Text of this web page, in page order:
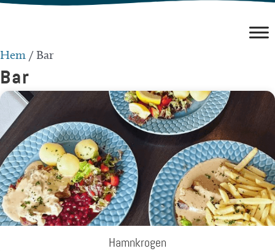
Hoppa
innehåll
Hem / Bar
Bar
Hamnkrogen